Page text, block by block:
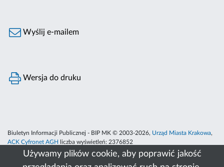
Używamy plików cookie, aby poprawić jakość
Wyślij e-mailem
Wersja do druku
Biuletyn Informacji Publicznej - BIP MK © 2003-2026, Urząd Miasta Krakowa,
ACK Cyfronet AGH
liczba wyświetleń: 2376852